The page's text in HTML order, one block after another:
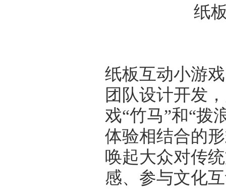
纸
纸板互动小游
团队设计开发
戏“竹马”和“拨
体验相结合的
唤起大众对传
感、参与文化